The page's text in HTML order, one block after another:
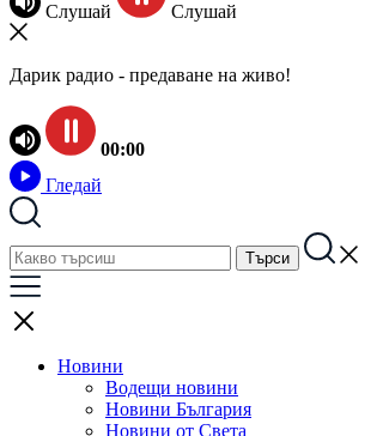
Слушай Слушай
Дарик радио - предаване на живо!
00:00
Гледай
Новини
Водещи новини
Новини България
Новини от Света